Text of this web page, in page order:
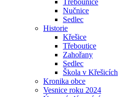
Třebounice
Nučnice
Sedlec
Historie
Křešice
Třeboutice
Zahořany
Sedlec
Škola v Křešicích
Kronika obce
Vesnice roku 2024